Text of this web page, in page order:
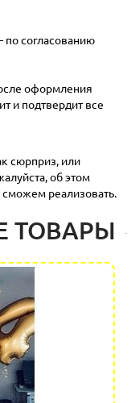
согласованию
оформления
и подтвердит все
сюрприз, или
об этом
реализовать.
ТОВАРЫ